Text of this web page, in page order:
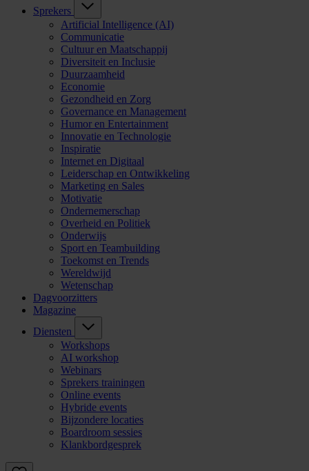
Sprekers
Artificial Intelligence (AI)
Communicatie
Cultuur en Maatschappij
Diversiteit en Inclusie
Duurzaamheid
Economie
Gezondheid en Zorg
Governance en Management
Humor en Entertainment
Innovatie en Technologie
Inspiratie
Internet en Digitaal
Leiderschap en Ontwikkeling
Marketing en Sales
Motivatie
Ondernemerschap
Overheid en Politiek
Onderwijs
Sport en Teambuilding
Toekomst en Trends
Wereldwijd
Wetenschap
Dagvoorzitters
Magazine
Diensten
Workshops
AI workshop
Webinars
Sprekers trainingen
Online events
Hybride events
Bijzondere locaties
Boardroom sessies
Klankbordgesprek